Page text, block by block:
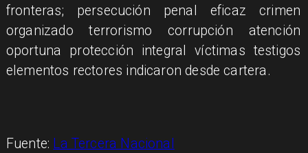
fronteras; persecución penal eficaz crimen
organizado terrorismo corrupción atención
oportuna protección integral víctimas testigos
elementos rectores indicaron desde cartera.
Fuente: La Tercera Nacional